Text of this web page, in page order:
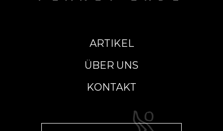
ARTIKEL
ÜBER UNS
KONTAKT